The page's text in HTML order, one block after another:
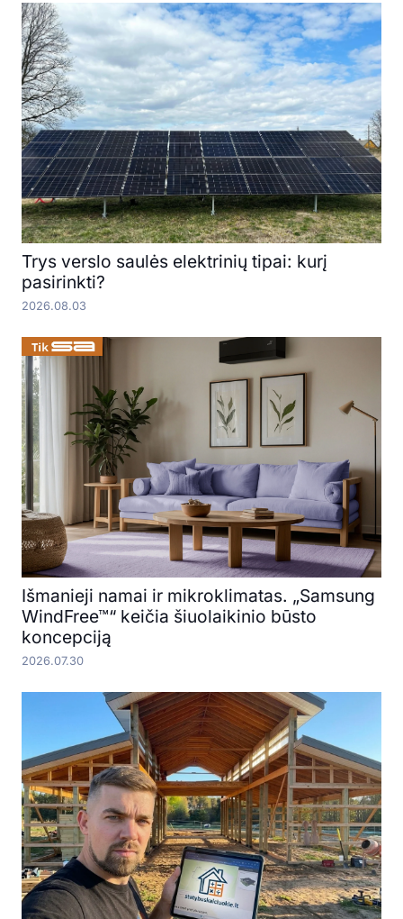
Trys verslo saulės elektrinių tipai: kurį
pasirinkti?
2026.08.03
Išmanieji namai ir mikroklimatas. „Samsung
WindFree™“ keičia šiuolaikinio būsto
koncepciją
2026.07.30